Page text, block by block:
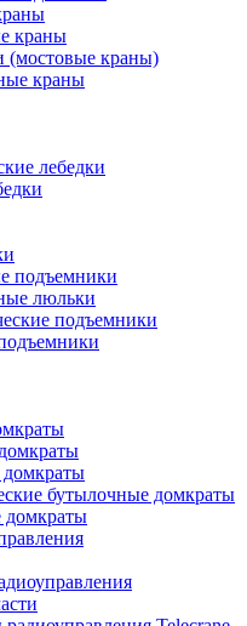
краны
(мостовые краны)
краны
лебедки
подъемники
люльки
подъемники
бутылочные домкраты
домкраты